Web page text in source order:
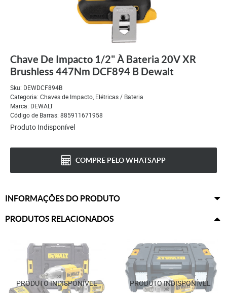
Chave De Impacto 1/2" À Bateria 20V XR
Brushless 447Nm DCF894 B Dewalt
Sku: DEWDCF894B
Categoria: Chaves de Impacto, Elétricas / Bateria
Marca: DEWALT
Código de Barras: 885911671958
Produto Indisponível
COMPRE PELO WHATSAPP
INFORMAÇÕES DO PRODUTO
PRODUTOS RELACIONADOS